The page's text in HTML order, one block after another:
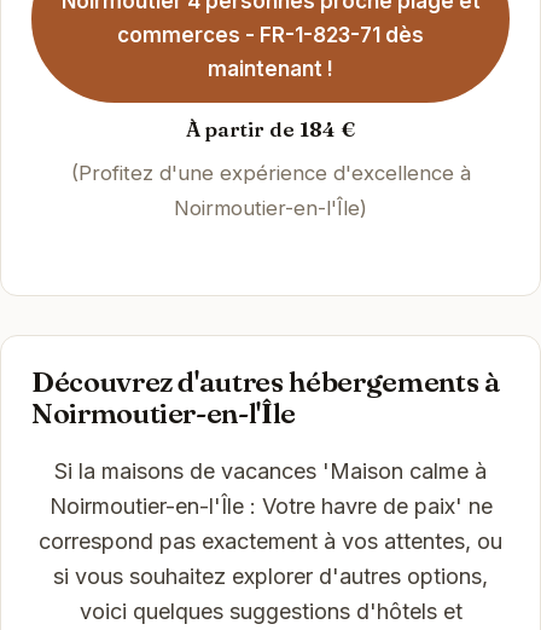
commerces - FR-1-823-71 dès
maintenant !
À partir de 184 €
(Profitez d'une expérience d'excellence à
Noirmoutier-en-l'Île)
Découvrez d'autres hébergements à
Noirmoutier-en-l'Île
Si la maisons de vacances 'Maison calme à
Noirmoutier-en-l'Île : Votre havre de paix' ne
correspond pas exactement à vos attentes, ou
si vous souhaitez explorer d'autres options,
voici quelques suggestions d'hôtels et